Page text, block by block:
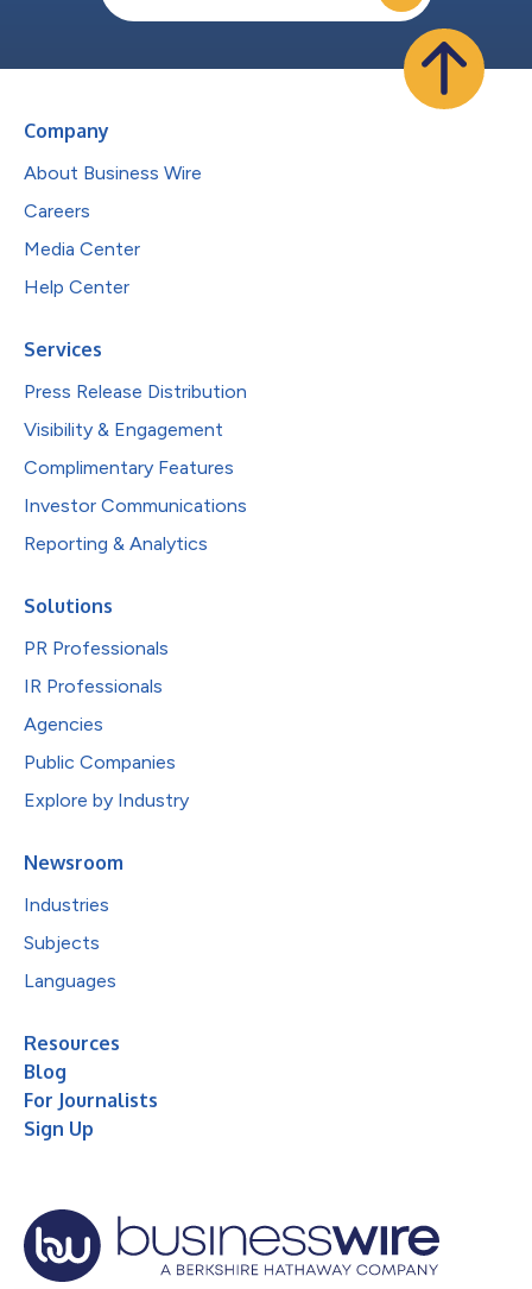
Company
About Business Wire
Careers
Media Center
Help Center
Services
Press Release Distribution
Visibility & Engagement
Complimentary Features
Investor Communications
Reporting & Analytics
Solutions
PR Professionals
IR Professionals
Agencies
Public Companies
Explore by Industry
Newsroom
Industries
Subjects
Languages
Resources
Blog
For Journalists
Sign Up